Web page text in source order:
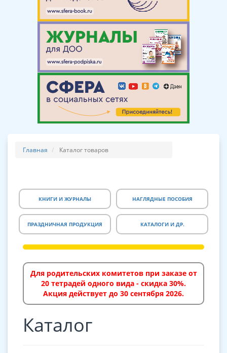
Главная Каталог товаров
КНИГИ И ЖУРНАЛЫ НАГЛЯДНЫЕ ПОСОБИЯ
ПРАЗДНИЧНАЯ ПРОДУКЦИЯ КАТАЛОГИ И ДР.
Для родительских комитетов при заказе от
20 тетрадей одного вида - скидка 30%.
Акция действует до 30 сентября 2026.
Каталог